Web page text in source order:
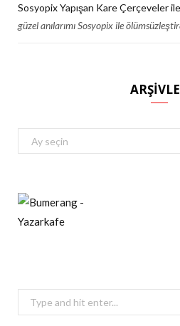
Sosyopix Yapışan Kare Çerçeveler
güzel anılarımı Sosyopix ile
Arşivler
Search
for: